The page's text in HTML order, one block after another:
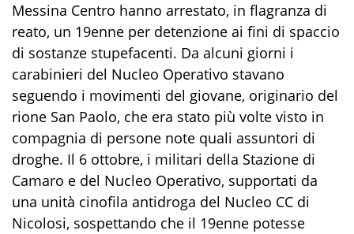
Messina Centro hanno arrestato, in flagranza di
reato, un 19enne per detenzione ai fini di spaccio
di sostanze stupefacenti. Da alcuni giorni i
carabinieri del Nucleo Operativo stavano
seguendo i movimenti del giovane, originario del
rione San Paolo, che era stato più volte visto in
compagnia di persone note quali assuntori di
droghe. Il 6 ottobre, i militari della Stazione di
Camaro e del Nucleo Operativo, supportati da
una unità cinofila antidroga del Nucleo CC di
Nicolosi, sospettando che il 19enne potesse